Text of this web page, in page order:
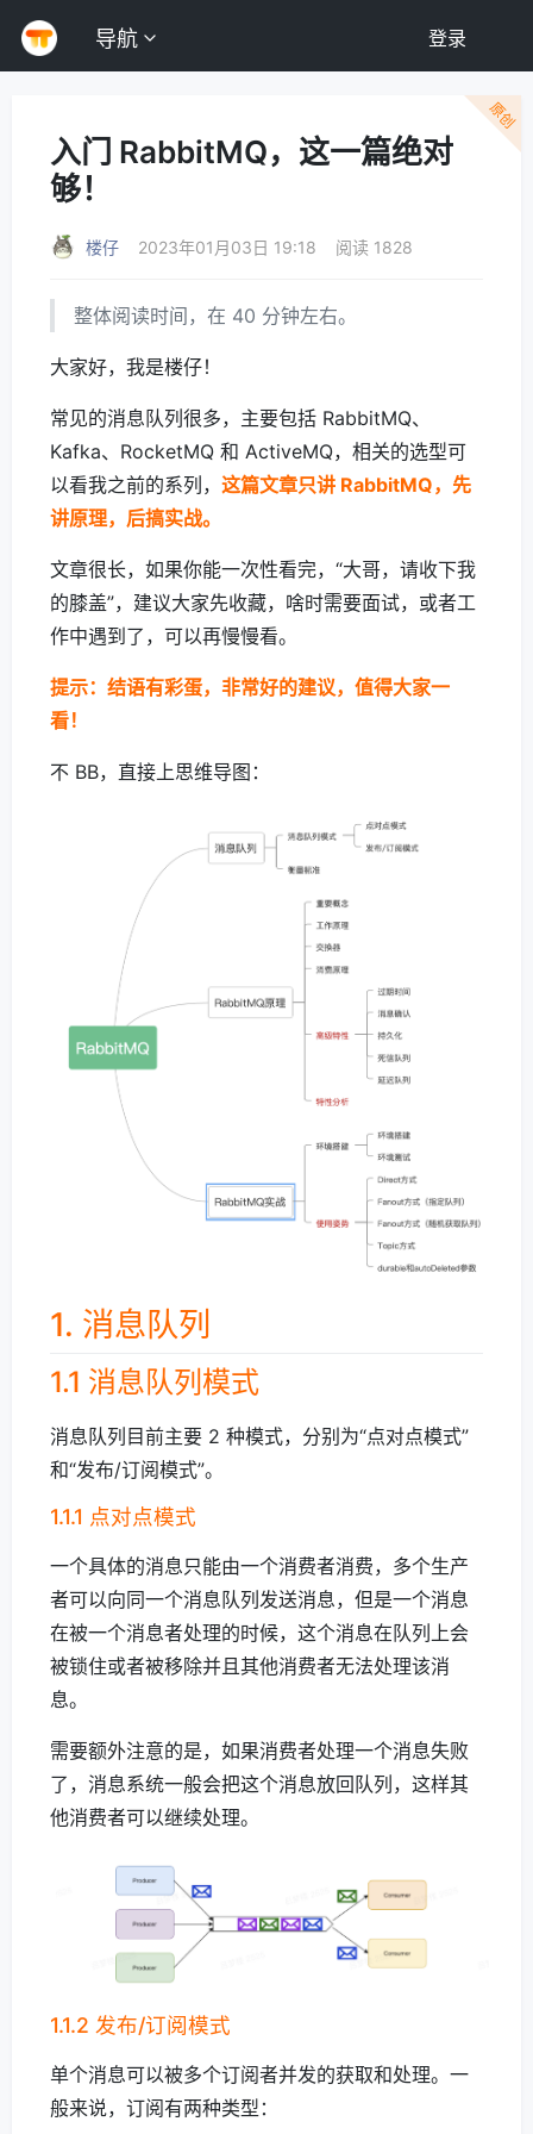
导航 登录
原创
入门 RabbitMQ，这一篇绝对
够！
楼仔 2023年01月03日 19:18 阅读 1828
整体阅读时间，在 40 分钟左右。
大家好，我是楼仔！
常见的消息队列很多，主要包括 RabbitMQ、
Kafka、RocketMQ 和 ActiveMQ，相关的选型可
以看我之前的系列， 这篇文章只讲 RabbitMQ，先
讲原理，后搞实战。
文章很长，如果你能一次性看完，“大哥，请收下我
的膝盖”，建议大家先收藏，啥时需要面试，或者工
作中遇到了，可以再慢慢看。
提示：结语有彩蛋，非常好的建议，值得大家一
看！
不 BB，直接上思维导图：
1. 消息队列
1.1 消息队列模式
消息队列目前主要 2 种模式，分别为“点对点模式”
和“发布/订阅模式”。
1.1.1 点对点模式
一个具体的消息只能由一个消费者消费，多个生产
者可以向同一个消息队列发送消息，但是一个消息
在被一个消息者处理的时候，这个消息在队列上会
被锁住或者被移除并且其他消费者无法处理该消
息。
需要额外注意的是，如果消费者处理一个消息失败
了，消息系统一般会把这个消息放回队列，这样其
他消费者可以继续处理。
1.1.2 发布/订阅模式
单个消息可以被多个订阅者并发的获取和处理。一
般来说，订阅有两种类型：